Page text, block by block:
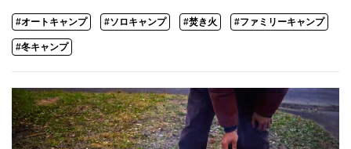
#オートキャンプ #ソロキャンプ #焚き火 #ファミリーキャンプ
#冬キャンプ